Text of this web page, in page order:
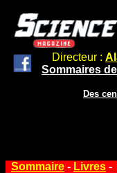
Directeur :
Sommaires
Des
Sommaire - Livres -